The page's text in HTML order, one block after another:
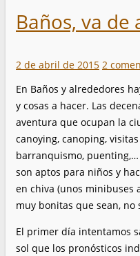
Baños, va de
2 de abril de 2015 2
En Baños y alrededores
y cosas a hacer. Las
aventura que ocupan la
canoying, canoping,
barranquismo,
son aptos para niños y
en chiva (unos minibuses
muy bonitas que sean,
El primer día intentamos
sol que los pronósticos